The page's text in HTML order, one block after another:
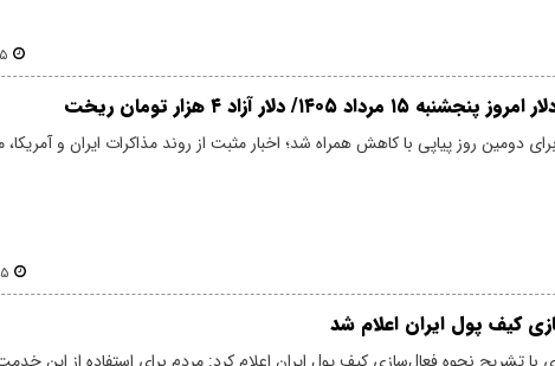
۱۴۰۵/ دلار آزاد ۴ هزار تومان ریخت
دومین روز پیاپی با کاهش همراه شد؛ اخبار مثبت از روند مذاکرات ایران و
کیف پول ایران اعلام شد
با تشریح نحوه فعال‌سازی کیف پول ایران اعلام کرد: مردم برای استفاده از این